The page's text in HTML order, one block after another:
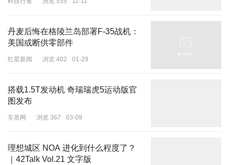
丹麦后悔在格陵兰岛部署F-35战机：
美国或断供零部件
红星新闻 浏览 402 01-29
搭载1.5T发动机 奇瑞瑞虎5运动版官
图发布
车质网 浏览 367 03-09
理想城区 NOA 进化到什么程度了？
｜42Talk Vol.21 文字版